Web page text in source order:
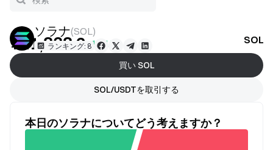
ソラナ(SOL )
ランキング: 8 SOL
¥11,838.2+1.61%
買い SOL
SOL/USDTを取引する
本日のソラナについてどう考えますか？